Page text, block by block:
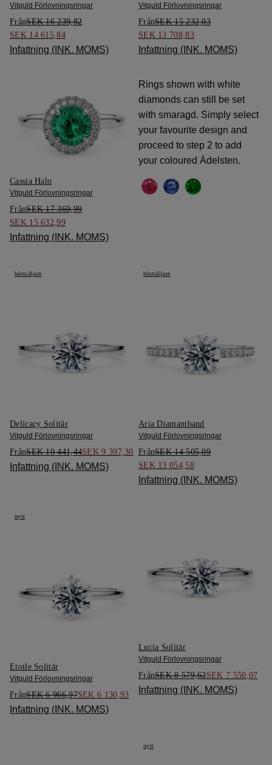
Rings shown with white
diamonds can still be set
with smaragd. Simply select
your favourite design and
proceed to step 2 to add
your coloured Ädelsten.
Vitguld Förlovningsringar
FrånSEK 16 239,82
SEK 14 615,84
Infattning (INK. MOMS)
Vitguld Förlovningsringar
FrånSEK 15 232,03
SEK 13 708,83
Infattning (INK. MOMS)
Cassia Halo
Vitguld Förlovningsringar
FrånSEK 17 369,99
SEK 15 632,99
Infattning (INK. MOMS)
bästsäljare
Delicacy Solitär
Vitguld Förlovningsringar
FrånSEK 10 441,44SEK 9 397,30
Infattning (INK. MOMS)
bästsäljare
Aria Diamantband
Vitguld Förlovningsringar
FrånSEK 14 505,09
SEK 13 054,58
Infattning (INK. MOMS)
nytt
Etoile Solitär
Vitguld Förlovningsringar
FrånSEK 6 966,97SEK 6 130,93
Infattning (INK. MOMS)
Lucia Solitär
Vitguld Förlovningsringar
FrånSEK 8 579,62SEK 7 550,07
Infattning (INK. MOMS)
nytt